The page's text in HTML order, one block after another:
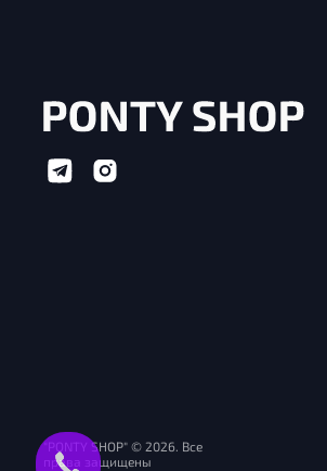
"PONTY SHOP" © 2026. Все
права защищены